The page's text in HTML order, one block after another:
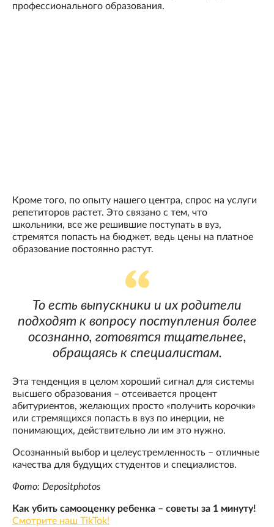
профессионального образования.
Кроме того, по опыту нашего центра, спрос на услуги
репетиторов растет. Это связано с тем, что
школьники, все же решившие поступать в вуз,
стремятся попасть на бюджет, ведь цены на платное
образование постоянно растут.
То есть выпускники и их родители
подходят к вопросу поступления более
осознанно, готовятся тщательнее,
обращаясь к специалистам.
Эта тенденция в целом хороший сигнал для системы
высшего образования – отсеивается процент
абитуриентов, желающих просто «получить корочки»
или стремящихся попасть в вуз по инерции, не
понимающих, действительно ли им это нужно.
Осознанный выбор и целеустремленность – отличные
качества для будущих студентов и специалистов.
Фото: Depositphotos
Как убить самооценку ребенка – советы за 1 минуту!
Смотрите наш TikTok!